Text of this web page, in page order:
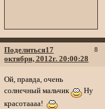
Поделиться 8
17
октября, 2012г. 20:00:28
Ой, правда, очень
солнечный мальчик
Ну
красотаааа!